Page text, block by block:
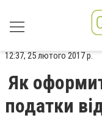
12:37, 25 лютого 2017 р.
Як
податки